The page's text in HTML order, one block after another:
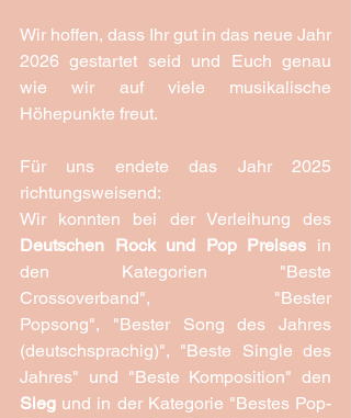
Wir hoffen, dass Ihr gut in das neue Jahr
2026 gestartet seid und Euch genau
wie wir auf viele musikalische
Höhepunkte freut.
Für uns endete das Jahr 2025
richtungsweisend:
Deutschen Rock und Pop Preises in
den Kategorien "Beste
Crossoverband", "Bester
Popsong", "Bester Song des Jahres
(deutschsprachig)", "Beste Single des
Sieg und in der Kategorie "Bestes Pop-